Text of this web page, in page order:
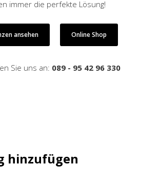
immer die perfekte Lösung!
ansehen Online Shop
Sie uns an: 089 - 95 42 96 330
hinzufügen